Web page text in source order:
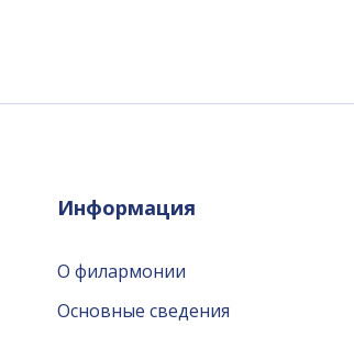
Информация
О филармонии
Основные сведения